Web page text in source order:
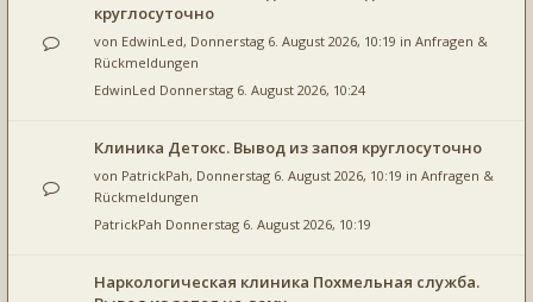
круглосуточно
von EdwinLed, Donnerstag 6. August 2026, 10:19 in Anfragen &
Rückmeldungen
EdwinLed Donnerstag 6. August 2026, 10:24
Клиника Детокс. Вывод из запоя круглосуточно
von PatrickPah, Donnerstag 6. August 2026, 10:19 in Anfragen &
Rückmeldungen
PatrickPah Donnerstag 6. August 2026, 10:19
Наркологическая клиника Похмельная служба.